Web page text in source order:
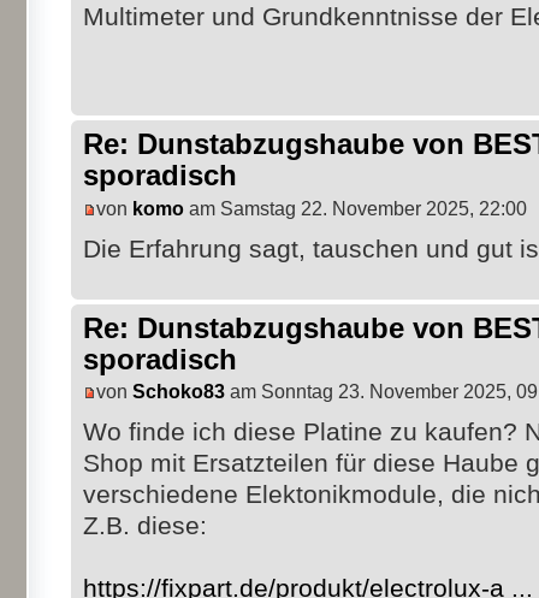
Multimeter und Grundkenntnisse der
Re: Dunstabzugshaube von
sporadisch
von komo am Samstag 22. November 2025, 22:00
Die Erfahrung sagt, tauschen und gut
Re: Dunstabzugshaube von
sporadisch
von Schoko83 am Sonntag 23. November 2025,
Wo finde ich diese Platine zu kaufen?
Shop mit Ersatzteilen für diese Haube
verschiedene Elektonikmodule, die
Z.B. diese:
https://fixpart.de/produkt/electrolux-a